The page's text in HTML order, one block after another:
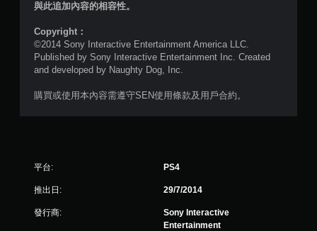
評
與此追加內容的相容性。
Copyright：
©2014 Sony Interactive Entertainment America LLC.
Published by Sony Interactive Entertainment Inc. Created
and developed by Naughty Dog, Inc.
購買或使用本內容需遵守SEN使用條款及用戶合約。
平台: PS4
推出日: 29/7/2014
發行商:
Sony Interactive
Entertainment